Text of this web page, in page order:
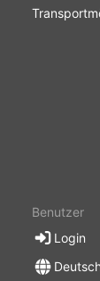
Benutzer
Login